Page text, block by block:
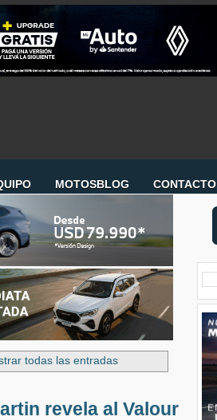
MOTOSBLOG CONTACTO
todas las entradas
revela al Valour